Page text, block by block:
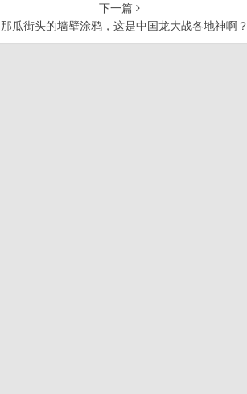
下一篇
瓜街头的墙壁涂鸦，这是中国龙大战各地神啊？